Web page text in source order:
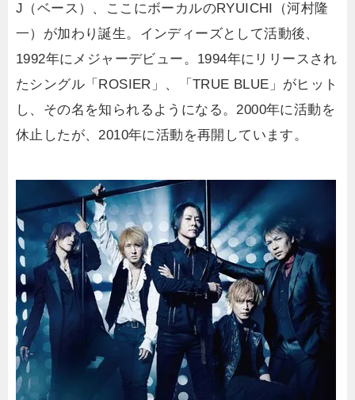
J（ベース）、ここにボーカルのRYUICHI（河村隆
一）が加わり誕生。インディーズとして活動後、
1992年にメジャーデビュー。1994年にリリースされ
たシングル「ROSIER」、「TRUE BLUE」がヒット
し、その名を知られるようになる。2000年に活動を
休止したが、2010年に活動を再開しています。